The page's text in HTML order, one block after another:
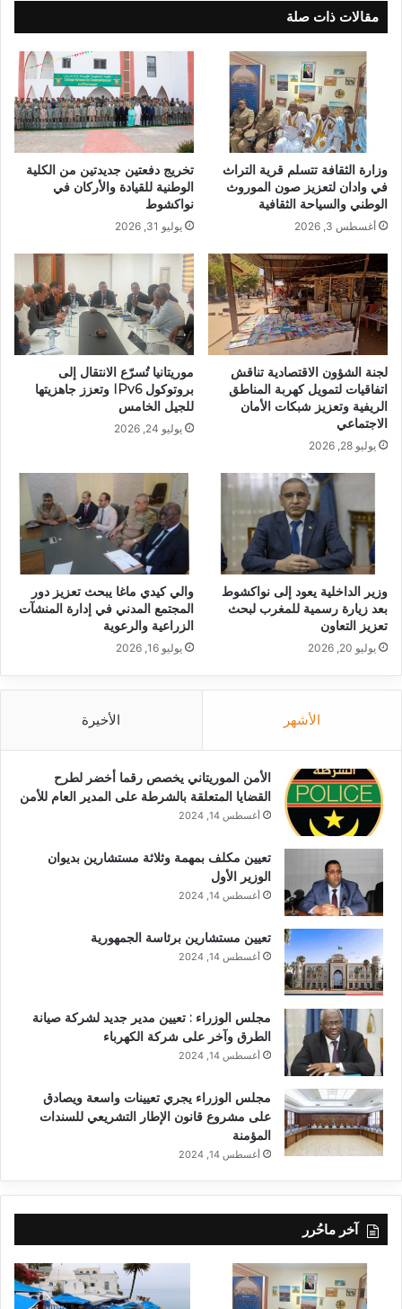
مقالات ذات صلة
وزارة الثقافة تتسلم قرية التراث
في وادان لتعزيز صون الموروث
الوطني والسياحة الثقافية
أغسطس 3, 2026
تخريج دفعتين جديدتين من الكلية
الوطنية للقيادة والأركان في
نواكشوط
يوليو 31, 2026
لجنة الشؤون الاقتصادية تناقش
اتفاقيات لتمويل كهربة المناطق
الريفية وتعزيز شبكات الأمان
الاجتماعي
يوليو 28, 2026
موريتانيا تُسرّع الانتقال إلى
بروتوكول IPv6 وتعزز جاهزيتها
للجيل الخامس
يوليو 24, 2026
وزير الداخلية يعود إلى نواكشوط
بعد زيارة رسمية للمغرب لبحث
تعزيز التعاون
يوليو 20, 2026
والي كيدي ماغا يبحث تعزيز دور
المجتمع المدني في إدارة المنشآت
الزراعية والرعوية
يوليو 16, 2026
الأشهر الأخيرة
الأمن الموريتاني يخصص رقما أخضر لطرح
القضايا المتعلقة بالشرطة على المدير العام للأمن
أغسطس 14, 2024
تعيين مكلف بمهمة وثلاثة مستشارين بديوان
الوزير الأول
أغسطس 14, 2024
تعيين مستشارين برئاسة الجمهورية
أغسطس 14, 2024
مجلس الوزراء : تعيين مدير جديد لشركة صيانة
الطرق وآخر على شركة الكهرباء
أغسطس 14, 2024
مجلس الوزراء يجري تعيينات واسعة ويصادق
على مشروع قانون الإطار التشريعي للسندات
المؤمنة
أغسطس 14, 2024
آخر ماحُرر